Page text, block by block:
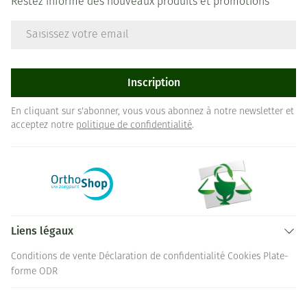
Inscription
En cliquant sur s'abonner, vous vous abonnez à notre newsletter et
acceptez notre politique de confidentialité.
Liens légaux
Conditions de vente Déclaration de confidentialité Cookies Plate-
forme ODR